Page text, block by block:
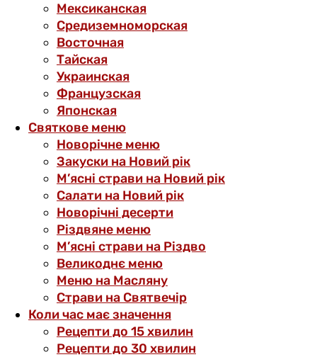
Мексиканская
Средиземноморская
Восточная
Тайская
Украинская
Французская
Японская
Святкове меню
Новорічне меню
Закуски на Новий рік
М’ясні страви на Новий рік
Салати на Новий рік
Новорічні десерти
Різдвяне меню
М’ясні страви на Різдво
Великоднє меню
Меню на Масляну
Страви на Святвечір
Коли час має значення
Рецепти до 15 хвилин
Рецепти до 30 хвилин